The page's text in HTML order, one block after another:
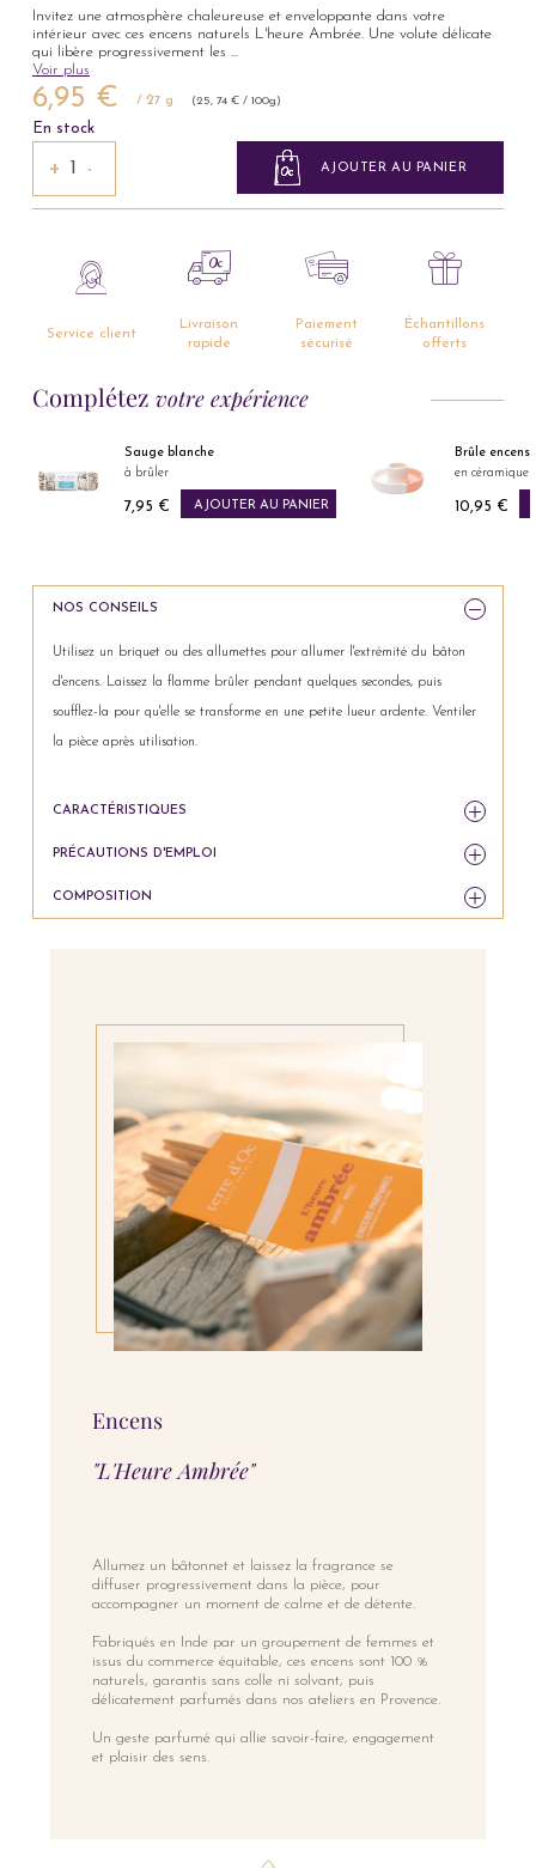
Invitez une atmosphère chaleureuse et enveloppante dans votre
intérieur avec ces encens naturels L'heure Ambrée. Une volute délicate
qui libère progressivement les ...
Voir plus
6,95 € / 27 g (25, 74 € / 100g)
En stock
AJOUTER AU PANIER
+ −
Service client
Livraison
rapide
Paiement
sécurisé
Échantillons
offerts
Complétez votre expérience
Sauge blanche
à brûler
Prix
7,95 € AJOUTER AU PANIER
Brûle encens
en céramique
Prix
10,95 €
NOS CONSEILS
CARACTÉRISTIQUES
PRÉCAUTIONS D'EMPLOI
COMPOSITION
Utilisez un briquet ou des allumettes pour allumer l'extrémité du bâton
d'encens. Laissez la flamme brûler pendant quelques secondes, puis
soufflez-la pour qu'elle se transforme en une petite lueur ardente. Ventiler
la pièce après utilisation.
Encens
"L'Heure Ambrée"
Allumez un bâtonnet et laissez la fragrance se
diffuser progressivement dans la pièce, pour
accompagner un moment de calme et de détente.
Fabriqués en Inde par un groupement de femmes et
issus du commerce équitable, ces encens sont 100 %
naturels, garantis sans colle ni solvant, puis
délicatement parfumés dans nos ateliers en Provence.
Un geste parfumé qui allie savoir-faire, engagement
et plaisir des sens.